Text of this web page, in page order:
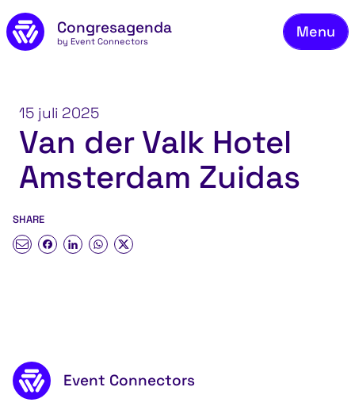
Naar de inhoud
Congresagenda
by Event Connectors
Menu
15 juli 2025
Van der Valk Hotel
Amsterdam Zuidas
SHARE
Footer content
Event Connectors